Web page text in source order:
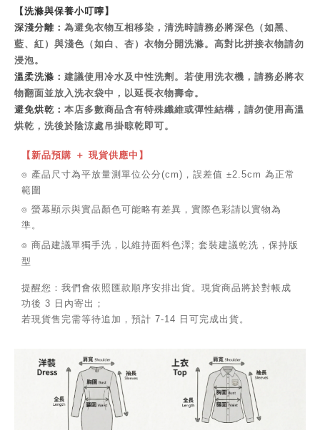
【洗滌與保養小叮嚀】
深淺分離： 為避免衣物互相移染，清洗時請務必將深色（如黑、
藍、紅）與淺色（如白、杏）衣物分開洗滌。高對比拼接衣物請勿
浸泡。
溫柔洗滌： 建議使用冷水及中性洗劑。若使用洗衣機，請務必將衣
物翻面並放入洗衣袋中，以延長衣物壽命。
避免烘乾： 本店多數商品含有特殊纖維或彈性結構，請勿使用高溫
烘乾，洗後於陰涼處吊掛晾乾即可。
【新品預購 ＋ 現貨供應中】
⌾ 產品尺寸為平放量測單位公分(cm)，誤差值 ±2.5cm 為正常
範圍
⌾ 螢幕顯示與實品顏色可能略有差異，實際色彩請以實物為
準。
⌾ 商品建議單獨手洗，以維持面料色澤; 套裝建議乾洗，保持版
型
提醒您：我們會依照匯款順序安排出貨。現貨商品將於對帳成
功後 3 日內寄出；
若現貨售完需等待追加，預計 7-14 日可完成出貨。